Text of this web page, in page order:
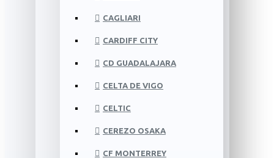
CAGLIARI
CARDIFF CITY
CD GUADALAJARA
CELTA DE VIGO
CELTIC
CEREZO OSAKA
CF MONTERREY